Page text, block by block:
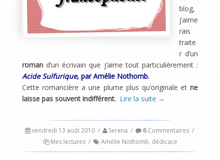
blog,
j’aime
rais
traite
r d’un
roman d’un écrivain que j’aime tout particulièrement :
Acide Sulfurique, par Amélie Nothomb.
Cette romancière a une plume plus qu’originale et ne
laisse pas souvent indifférent. Lire la suite →
vendredi 13 août 2010 / Serena / 6Commentaires /
Mes lectures / Amélie Nothomb, dédicace